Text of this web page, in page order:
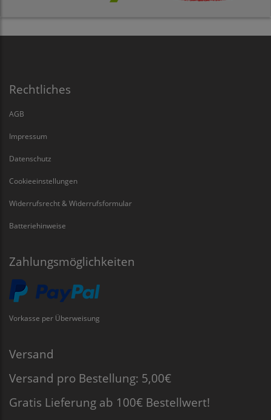
Rechtliches
AGB
Impressum
Datenschutz
Cookieeinstellungen
Widerrufsrecht & Widerrufsformular
Batteriehinweise
Zahlungsmöglichkeiten
Vorkasse per Überweisung
Versand
Versand pro Bestellung: 5,00€
Gratis Lieferung ab 100€ Bestellwert!